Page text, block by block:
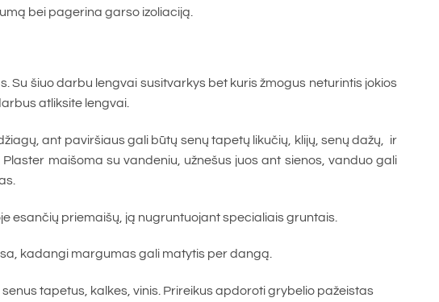
bei pagerina garso izoliaciją.
Su šiuo darbu lengvai susitvarkys bet kuris žmogus neturintis jokios
atliksite lengvai.
ant paviršiaus gali būtų senų tapetų likučių, klijų, senų dažų, ir
maišoma su vandeniu, užnešus juos ant sienos, vanduo gali
esančių priemaišų, ją nugruntuojant specialiais gruntais.
kadangi margumas gali matytis per dangą.
tapetus, kalkes, vinis. Prireikus apdoroti grybelio pažeistas